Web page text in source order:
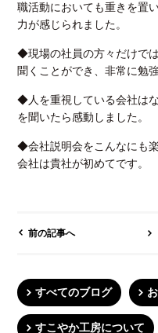
職活動においても重きを置
力が感じられました。
◆現場の社員の方々だけで
聞くことができ、非常に勉
◆人を重視している会社は
を聞いたら感動しました。
◆会社説明会をこんなにも
会社は貴社が初めてです。
前の記事へ
すべてのブログ
すこやか工房について